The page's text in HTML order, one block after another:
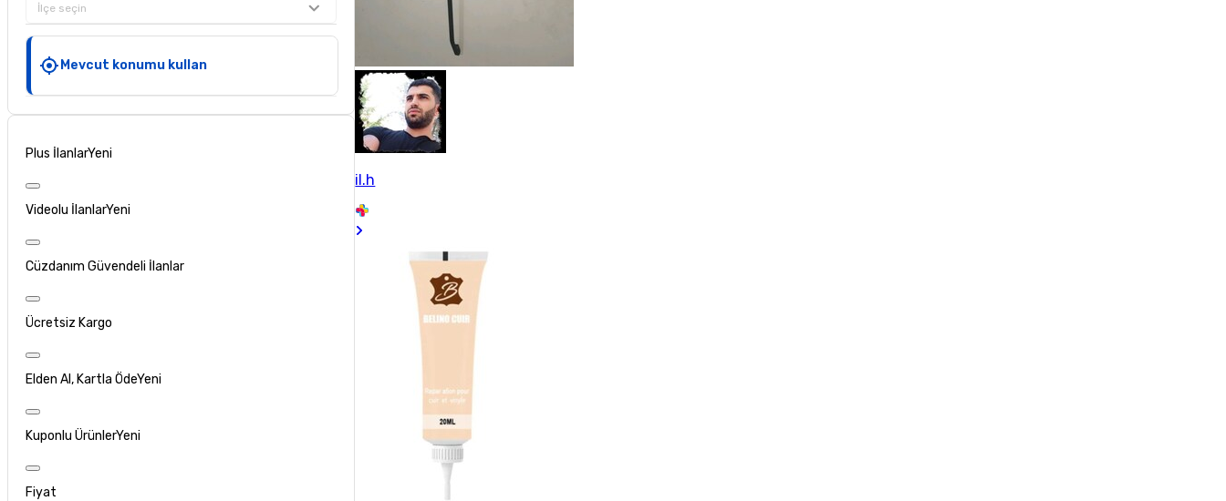
İlçe seçin
Mevcut konumu kullan
Plus İlanlarYeni
Videolu İlanlarYeni
Cüzdanım Güvendeli İlanlar
Ücretsiz Kargo
Elden Al, Kartla ÖdeYeni
Kuponlu ÜrünlerYeni
Fiyat
il.h